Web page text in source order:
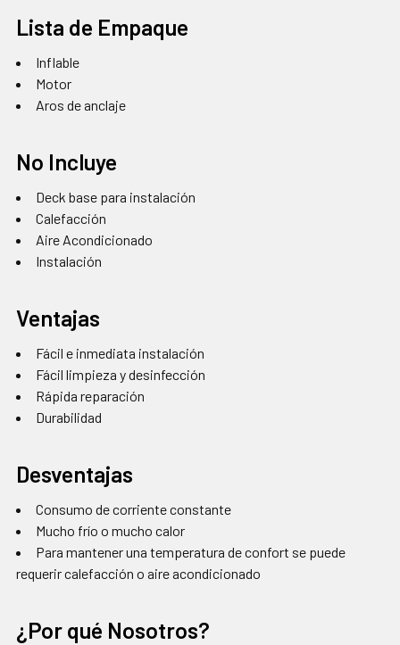
Lista de Empaque
Inflable
Motor
Aros de anclaje
No Incluye
Deck base para instalación
Calefacción
Aire Acondicionado
Instalación
Ventajas
Fácil e inmediata instalación
Fácil limpieza y desinfección
Rápida reparación
Durabilidad
Desventajas
Consumo de corriente constante
Mucho frío o mucho calor
Para mantener una temperatura de confort se puede
requerir calefacción o aire acondicionado
¿Por qué Nosotros?